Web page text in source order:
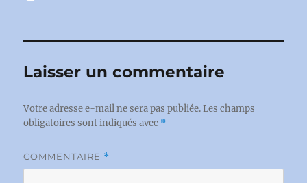
Laisser un commentaire
Votre adresse e-mail ne sera pas publiée. Les champs
obligatoires sont indiqués avec *
COMMENTAIRE *